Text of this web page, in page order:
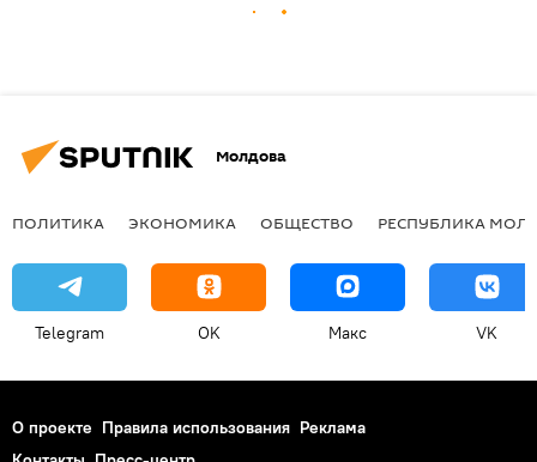
Молдова
ПОЛИТИКА ЭКОНОМИКА ОБЩЕСТВО РЕСПУБЛИКА
Telegram OK Макс VK
О проекте Правила использования Реклама